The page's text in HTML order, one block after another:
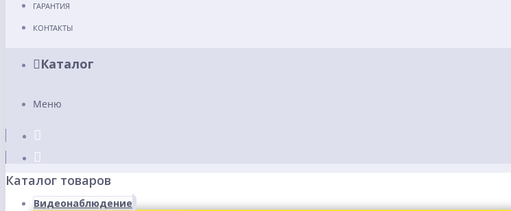
ГАРАНТИЯ
КОНТАКТЫ
Каталог
Меню
Каталог товаров
Видеонаблюдение